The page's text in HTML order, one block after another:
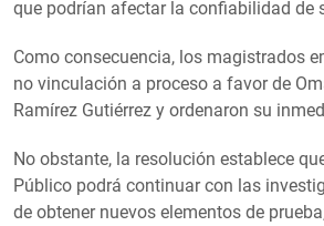
que podrían afectar la confiabilidad de
Como consecuencia, los magistrados
no vinculación a proceso a favor de
Ramírez Gutiérrez y ordenaron su
No obstante, la resolución establece
Público podrá continuar con las
de obtener nuevos elementos de